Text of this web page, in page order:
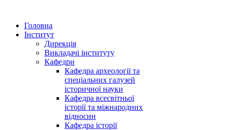
Головна
Інститут
Дирекція
Викладачі інституту
Кафедри
Кафедра археології та
спеціальних галузей
історичної науки
Кафедра всесвітньої
історії та міжнародних
відносин
Кафедра історії